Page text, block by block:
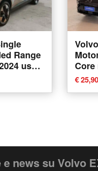
Range
usata
Core
usata
€
news su Volvo